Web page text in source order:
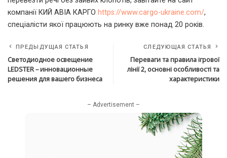
компанії КИЙ АВІА КАРГО https://www.cargo-ukraine.com/,
спеціалісти якої працюють на ринку вже понад 20 років.
ПРЕДЫДУЩАЯ СТАТЬЯ
Светодиодное освещение
LEDSTER – инновационные
решения для вашего бизнеса
СЛЕДУЮЩАЯ СТАТЬЯ
Переваги та правила ігрової
лінії 2, основні особливості та
характеристики
– Advertisement –